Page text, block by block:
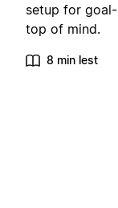
setup for
top of mind.
8 min lest